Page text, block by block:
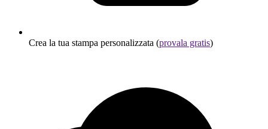
Crea la tua stampa personalizzata (provala gratis)